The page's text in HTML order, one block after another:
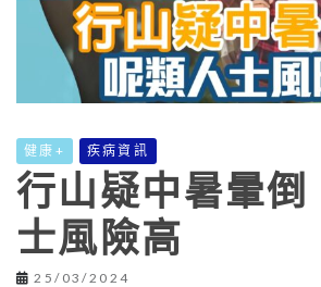
健康+ 疾病資訊
行山疑中暑暈倒
士風險高
25/03/2024